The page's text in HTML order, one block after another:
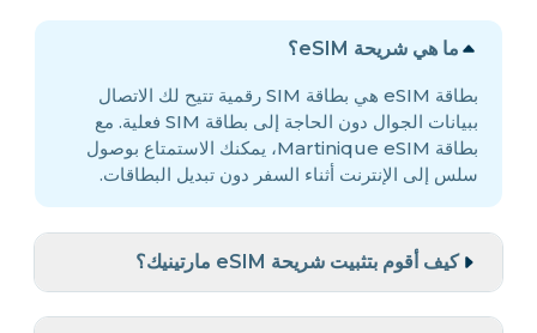
ما هي شريحة eSIM؟
بطاقة eSIM هي بطاقة SIM رقمية تتيح لك الاتصال
ببيانات الجوال دون الحاجة إلى بطاقة SIM فعلية. مع
بطاقة Martinique eSIM، يمكنك الاستمتاع بوصول
سلس إلى الإنترنت أثناء السفر دون تبديل البطاقات.
كيف أقوم بتثبيت شريحة eSIM مارتينيك؟